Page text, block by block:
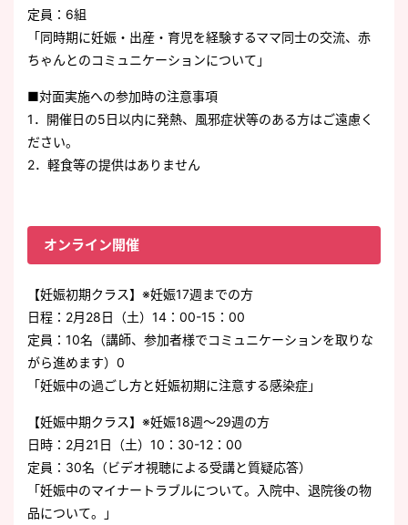
定員：6組
「同時期に妊娠・出産・育児を経験するママ同士の交流、赤
ちゃんとのコミュニケーションについて」
■対面実施への参加時の注意事項
1．開催日の5日以内に発熱、風邪症状等のある方はご遠慮く
ださい。
2．軽食等の提供はありません
オンライン開催
【妊娠初期クラス】※妊娠17週までの方
日程：2月28日（土）14：00-15：00
定員：10名（講師、参加者様でコミュニケーションを取りな
がら進めます）0
「妊娠中の過ごし方と妊娠初期に注意する感染症」
【妊娠中期クラス】※妊娠18週～29週の方
日時：2月21日（土）10：30-12：00
定員：30名（ビデオ視聴による受講と質疑応答）
「妊娠中のマイナートラブルについて。入院中、退院後の物
品について。」